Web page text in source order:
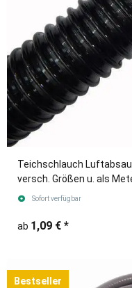
Teichschlauch
versch. Größen u. als
Sofort verfügbar
ab 1,09 € *
Bestseller